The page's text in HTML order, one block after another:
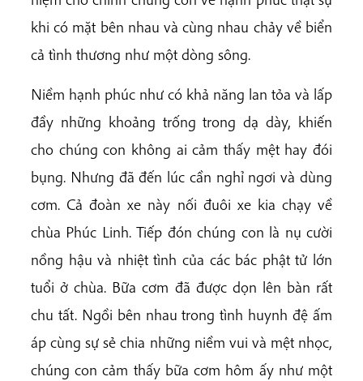
khi có mặt bên nhau và cùng nhau chảy về biển
cả tình thương như một dòng sông.
Niềm hạnh phúc như có khả năng lan tỏa và lấp
đầy những khoảng trống trong dạ dày, khiến
cho chúng con không ai cảm thấy mệt hay đói
bụng. Nhưng đã đến lúc cần nghỉ ngơi và dùng
cơm. Cả đoàn xe này nối đuôi xe kia chạy về
chùa Phúc Linh. Tiếp đón chúng con là nụ cười
nồng hậu và nhiệt tình của các bác phật tử lớn
tuổi ở chùa. Bữa cơm đã được dọn lên bàn rất
chu tất. Ngồi bên nhau trong tình huynh đệ ấm
áp cùng sự sẻ chia những niềm vui và mệt nhọc,
chúng con cảm thấy bữa cơm hôm ấy như một